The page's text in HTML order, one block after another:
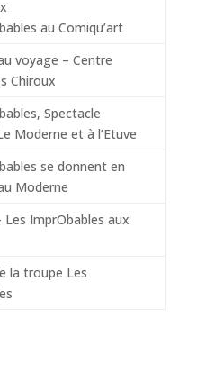
au Comiqu’art
voyage – Centre
Chiroux
Spectacle
Moderne et à l’Etuve
se donnent en
Moderne
Les ImprObables aux
la troupe Les